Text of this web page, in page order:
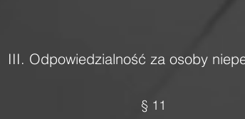
III. Odpowiedzialność za osoby
§ 11